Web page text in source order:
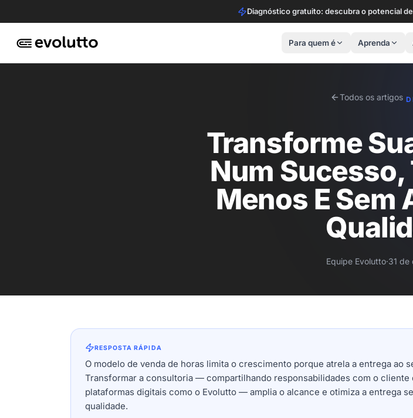
Diagnóstico gratuito: descubra o potencial
Para quem é Aprenda
Todos os artigos
Transforme
Num
Menos E Sem
Equipe Evolutto·31 de
RESPOSTA RÁPIDA
O modelo de venda de horas limita o crescimento porque atrela a entrega ao
Transformar a consultoria — compartilhando responsabilidades com o cliente
plataformas digitais como o Evolutto — amplia o alcance e otimiza a entrega
qualidade.